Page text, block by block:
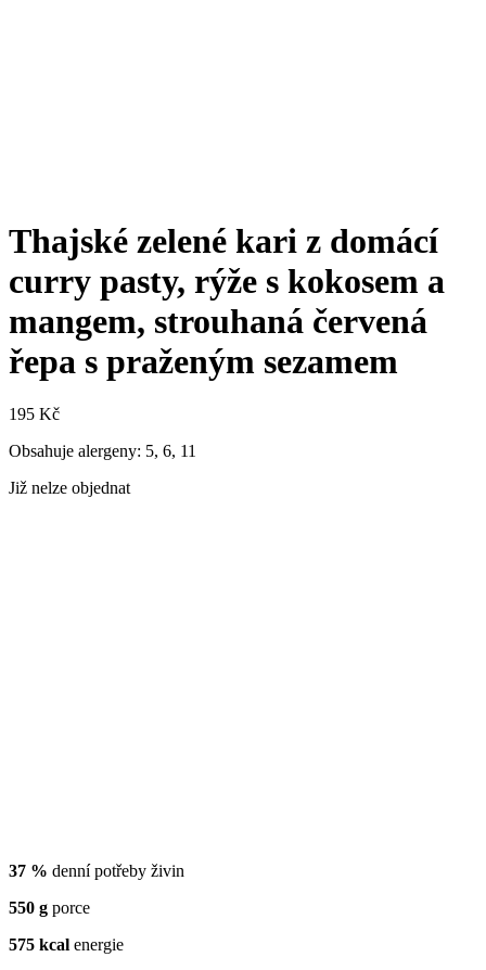
Thajské zelené kari z domácí
curry pasty, rýže s kokosem a
mangem, strouhaná červená
řepa s praženým sezamem
195 Kč
Obsahuje alergeny: 5, 6, 11
Již nelze objednat
37 % denní potřeby živin
550 g porce
575 kcal energie